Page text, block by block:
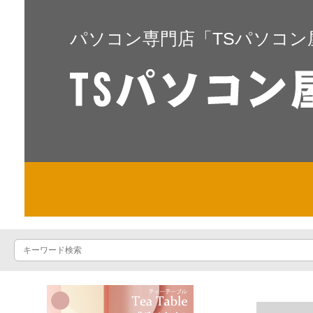
パソコン専門店「TSパソコン